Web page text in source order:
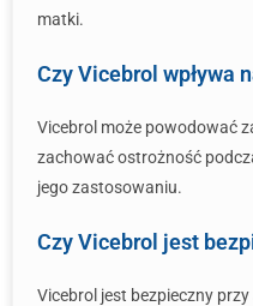
matki.
Czy Vicebrol wpływa
Vicebrol może powodować
zachować ostrożność
jego zastosowaniu.
Czy Vicebrol jest
Vicebrol jest bezpieczny